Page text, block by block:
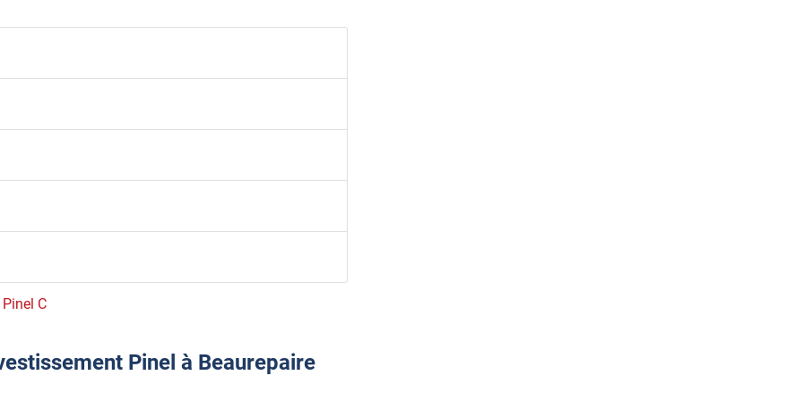
C
Pinel à Beaurepaire